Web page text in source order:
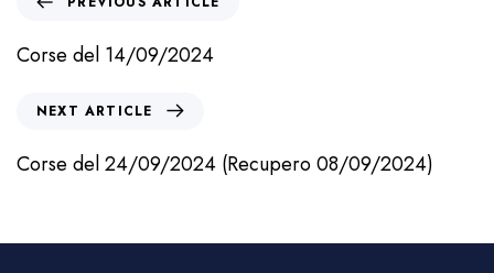
Corse del 14/09/2024
NEXT ARTICLE
Corse del 24/09/2024 (Recupero 08/09/2024)